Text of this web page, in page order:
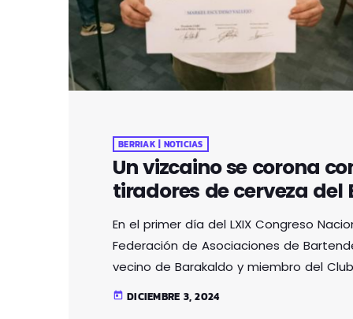
BERRIAK | NOTICIAS
Un vizcaino se corona
tiradores de cerveza del
En el primer día del LXIX Congreso
Federación de Asociaciones de
vecino de Barakaldo y miembro del
notable reconocimiento al obtener la
today DICIEMBRE 3, 2024